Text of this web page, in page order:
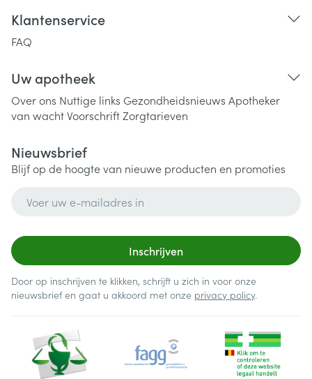
Klantenservice
FAQ
Uw apotheek
Over ons Nuttige links Gezondheidsnieuws Apotheker
van wachtVoorschriftZorgtarieven
Nieuwsbrief
Blijf op de hoogte van nieuwe producten en promoties
Inschrijven
Door op inschrijven te klikken, schrijft u zich in voor onze
nieuwsbrief en gaat u akkoord met onze privacy policy.